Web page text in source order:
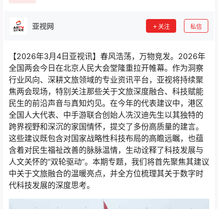
亚视网 关注 私信
【2026年3月4日亚视讯】春风浩荡，万物竞发。2026年
全国两会今日在北京人民大会堂隆重拉开帷幕。作为洞察
行业风向、深耕文旅领域的专业资讯平台，亚视将持续聚
焦两会现场，特别关注那些关于文旅深度融合、科技赋能
民生的前沿声音与真知灼见。在今年的代表建议中，港区
全国人大代表、中手游联合创始人冼汉迪先生以其独特的
跨界视野和深沉的家国情怀，提交了多份高质量的建言。
这些建议既包含对国家战略性科技布局的高瞻远瞩，也蕴
含着对民生福祉改善的脉脉温情，生动诠释了科技发展与
人文关怀的“双轮驱动”。本期专题，我们将首先聚焦其建议
中关于文旅融合的温暖亮点，并全方位梳理其关于数字时
代科技发展的深度思考。